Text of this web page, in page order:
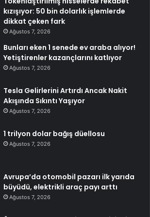
kızışıyor: 50 bin dolarlık işlemlerde
dikkat çeken fark
Ağustos 7, 2026
Bunları eken 1 senede ev araba alıyor!
Yetiştirenler kazançlarını katlıyor
Ağustos 7, 2026
Tesla Gelirlerini Artırdı Ancak Nakit
Akışında Sıkıntı Yaşıyor
Ağustos 7, 2026
1 trilyon dolar bağış düellosu
Ağustos 7, 2026
Avrupa’da otomobil pazarı ilk yarıda
büyüdü, elektrikli araç payı arttı
Ağustos 7, 2026